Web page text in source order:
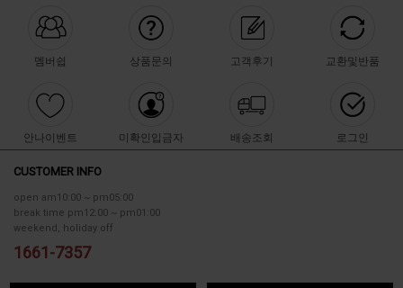
멤버쉽 상품문의 고객후기 교환및반품
안나이벤트 미확인입금자 배송조회 로그인
CUSTOMER INFO
open am10:00 ~ pm05:00
break time pm12:00 ~ pm01:00
weekend, holiday off
1661-7357